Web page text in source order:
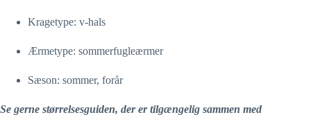
Kragetype: v-hals
Ærmetype: sommerfugleærmer
Sæson: sommer, forår
Se gerne størrelsesguiden, der er tilgængelig sammen med